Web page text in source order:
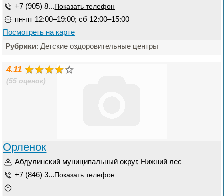
+7 (905) 8... Показать телефон
пн-пт 12:00–19:00; сб 12:00–15:00
Посмотреть на карте
Рубрики: Детские оздоровительные центры
4.11
(55 оценок)
Орленок
Абдулинский муниципальный округ, Нижний лес
+7 (846) 3... Показать телефон